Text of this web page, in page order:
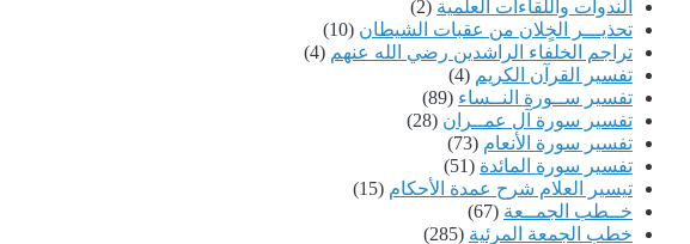
الندوات واللقاءات العلمية (2)
تحذيـــر الخٍلان من عقبات الشيطان (10)
تراجم الخلفاء الراشدين رضي الله عنهم (4)
تفسير القرآن الكريم (4)
تفسير ســورة النــساء (89)
تفسير سورة آل عمــران (28)
تفسير سورة الأنعام (73)
تفسير سورة المائدة (51)
تيسير العلام شرح عمدة الأحكام (15)
خــطب الجمــعة (67)
خطب الجمعة المرئية (285)